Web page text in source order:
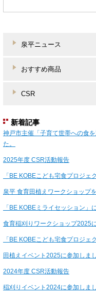
泉平ニュース
おすすめ商品
CSR
新着記事
神戸市主催「子育て世帯への食
た。
2025年度 CSR活動報告
「BE KOBEこども宅食プロジ
泉平 食育田植えワークショップ
「BE KOBEミライセッション」
食育稲刈りワークショップ2025
「BE KOBEこども宅食プロジェ
田植えイベント2025に参加しま
2024年度 CSR活動報告
稲刈りイベント2024に参加しま